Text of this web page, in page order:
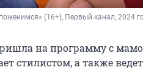
(16+), Первый канал, 2024
на программу с
стилистом, а также